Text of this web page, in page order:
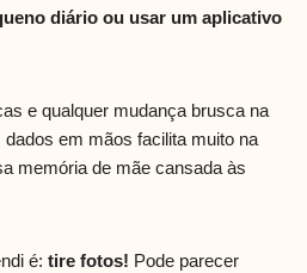
diário ou usar um aplicativo
e qualquer mudança brusca na
em mãos facilita muito na
memória de mãe cansada às
é: tire fotos! Pode parecer